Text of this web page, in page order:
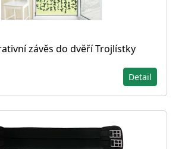
závěs do dvěří Trojlístky
Detail